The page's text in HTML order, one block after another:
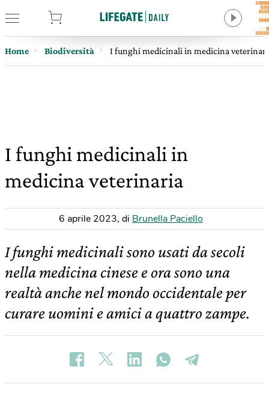
Home Biodiversità I funghi medicinali in medicina
I funghi medicinali in
medicina veterinaria
6 aprile 2023, di Brunella Paciello
I funghi medicinali sono usati da secoli
nella medicina cinese e ora sono una
realtà anche nel mondo occidentale per
curare uomini e amici a quattro zampe.